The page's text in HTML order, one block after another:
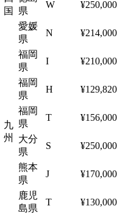
国
県
W ¥250,000
愛媛
県
N ¥214,000
九
州
福岡
県
I ¥210,000
福岡
県
H ¥129,820
福岡
県
T ¥156,000
大分
県
S ¥250,000
熊本
県
J ¥170,000
鹿児
島県
T ¥130,000